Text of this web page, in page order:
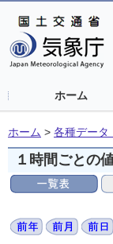
ホーム
ホーム > 各種データ
１時間ごとの